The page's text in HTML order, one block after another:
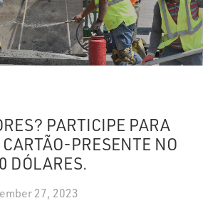
PARTICIPE PARA
PRESENTE NO
DÓLARES.
27, 2023